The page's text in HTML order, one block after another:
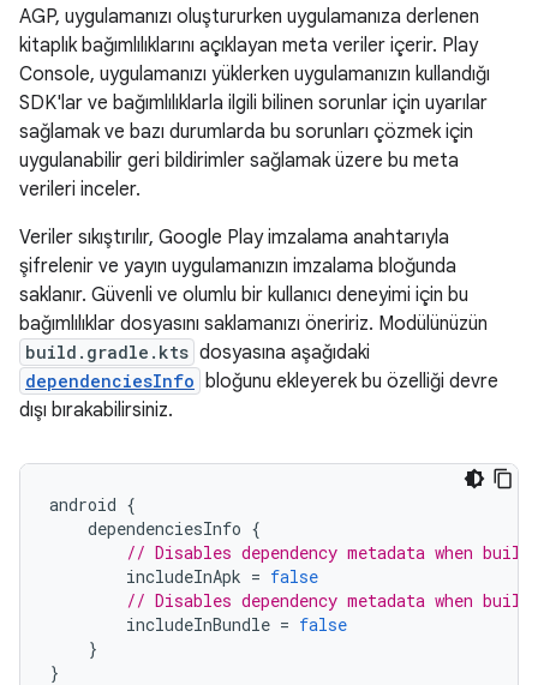
AGP, uygulamanızı oluştururken uygulamanıza derlenen
kitaplık bağımlılıklarını açıklayan meta veriler içerir. Play
Console, uygulamanızı yüklerken uygulamanızın kullandığı
SDK'lar ve bağımlılıklarla ilgili bilinen sorunlar için uyarılar
sağlamak ve bazı durumlarda bu sorunları çözmek için
uygulanabilir geri bildirimler sağlamak üzere bu meta
verileri inceler.
Veriler sıkıştırılır, Google Play imzalama anahtarıyla
şifrelenir ve yayın uygulamanızın imzalama bloğunda
saklanır. Güvenli ve olumlu bir kullanıcı deneyimi için bu
bağımlılıklar dosyasını saklamanızı öneririz. Modülünüzün
build.gradle.kts dosyasına aşağıdaki
dependenciesInfo bloğunu ekleyerek bu özelliği devre
dışı bırakabilirsiniz.
android {
dependenciesInfo {
// Disables dependency metadata when
includeInApk = false
// Disables dependency metadata when
includeInBundle = false
}
}